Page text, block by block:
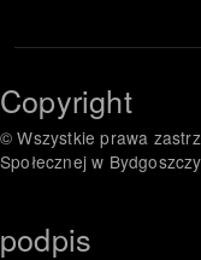
Copyright
© Wszystkie prawa
Społecznej w Bydgoszczy
podpis